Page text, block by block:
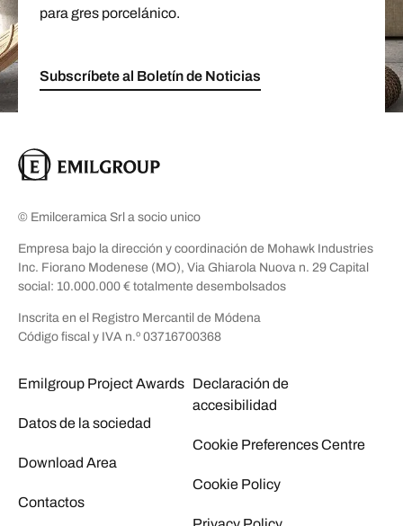
para gres porcelánico.
Subscríbete al Boletín de Noticias
© Emilceramica Srl a socio unico
Empresa bajo la dirección y coordinación de Mohawk Industries
Inc. Fiorano Modenese (MO), Via Ghiarola Nuova n. 29 Capital
social: 10.000.000 € totalmente desembolsados
Inscrita en el Registro Mercantil de Módena
Código fiscal y IVA n.º 03716700368
Emilgroup Project Awards
Datos de la sociedad
Download Area
Contactos
Declaración de
accesibilidad
Cookie Preferences Centre
Cookie Policy